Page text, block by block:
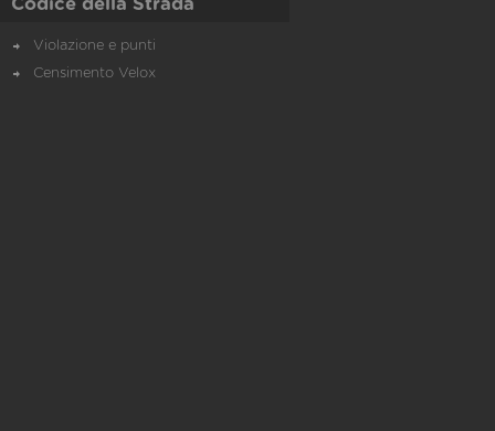
Codice della Strada
Violazione e punti
Censimento Velox